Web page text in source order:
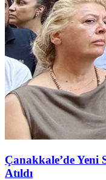
Çanakkale’de Yeni
Atıldı